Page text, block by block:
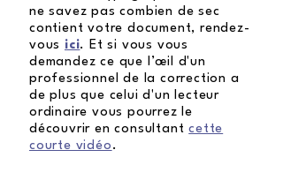
ne savez pas combien de sec
contient votre document, rendez-
vous ici. Et si vous vous
demandez ce que l’œil d'un
professionnel de la correction a
de plus que celui d'un lecteur
ordinaire vous pourrez le
découvrir en consultant cette
courte vidéo .